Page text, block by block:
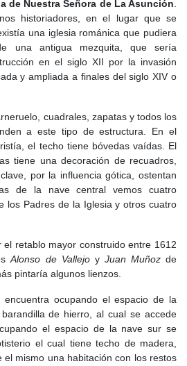
llamados desde entonces
irse, en un primer periodo en virtud
Toledo
pudieron permanecer en estos
sus propiedades y prácticas
el paso del tiempo estas condiciones
teniéndose que agrupar en barrios
entonces el nacimiento del barrio del
se les unieron los judíos que se
vez más arrinconados.
de
devastadores temporales,
en este siglo se levantase la
llegó a España la epidemia de la
la población, entre ella la de
por la expulsión en 1492 de los judíos
incautados por la corona, que
de alrededor la comunidad judía era
apenas llegaban a las 14
no se conservan las Relaciones de
de Nuestra Señora de La Asunción.
historiadores, en el lugar que se
una iglesia románica que pudiera
una antigua mezquita, que sería
en el siglo XII por la invasión
y ampliada a finales del siglo XIV o
cuadrales, zapatas y todos los
a este tipo de estructura. En el
el techo tiene bóvedas vaídas. El
tiene una decoración de recuadros,
por la influencia gótica, ostentan
de la nave central vemos cuatro
los Padres de la Iglesia y otros cuatro
el retablo mayor construido entre 1612
Alonso de Vallejoy Juan Muñozde
pintaría algunos lienzos.
ocupando el espacio de la
de hierro, al cual se accede
el espacio de la nave sur se
el cual tiene techo de madera,
el mismo una habitación con los restos